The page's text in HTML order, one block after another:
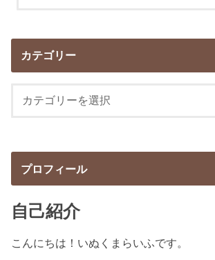
カテゴリー
プロフィール
自己紹介
こんにちは！いぬくまらいふです。